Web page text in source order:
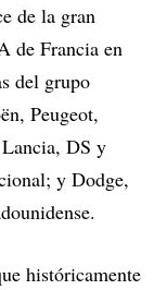
de la gran
de Francia en
del grupo
Peugeot,
DS y
y Dodge,
históricamente